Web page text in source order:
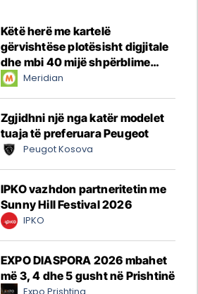
Këtë herë me kartelë
gërvishtëse plotësisht digjitale
dhe mbi 40 mijë shpërblime
instant!Meridian
Zgjidhni një nga katër modelet
tuaja të preferuara Peugeot
Peugot Kosova
IPKO vazhdon partneritetin me
Sunny Hill Festival 2026
IPKO
EXPO DIASPORA 2026 mbahet
më 3, 4 dhe 5 gusht në Prishtinë